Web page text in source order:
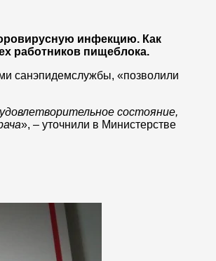
инфекцию. Как
работников пищеблока.
санэпидемслужбы, «позволили
состояние,
», – уточнили в Министерстве